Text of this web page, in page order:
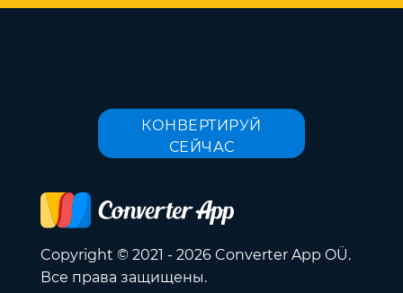
КОНВЕРТИРУЙ
СЕЙЧАС
Copyright © 2021 - 2026 Converter App OÜ.
Все права защищены.